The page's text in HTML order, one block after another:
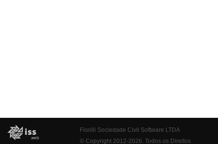
Fiorilli Sociedade Civil Software LTDA
© Copyright 2012-2026. Todos os Direitos